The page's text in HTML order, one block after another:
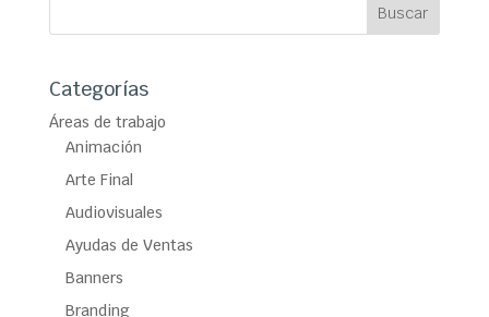
Categorías
Áreas de trabajo
Animación
Arte Final
Audiovisuales
Ayudas de Ventas
Banners
Branding